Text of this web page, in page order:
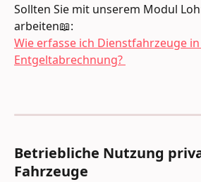
Sollten Sie mit unserem Modul
arbeiten📖:
Wie erfasse ich Dienstfahrzeuge
Entgeltabrechnung?
Betriebliche Nutzung
Fahrzeuge